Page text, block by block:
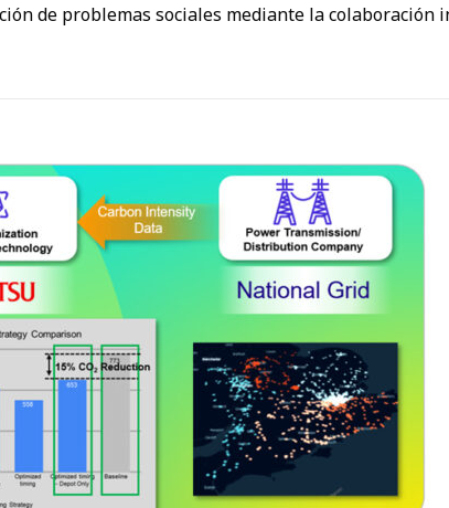
de problemas sociales mediante la colaboración